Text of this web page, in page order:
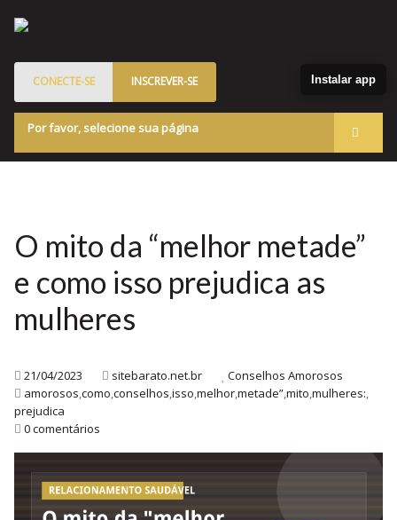
CONECTE-SE INSCREVER-SE
Por favor, selecione sua página
Programa de Patrocinados
Marketplace
Blog
O mito da “melhor metade”
e como isso prejudica as
mulheres
21/04/2023 sitebarato.net.br
Conselhos Amorosos
amorosos,como,conselhos,isso,melhor,metade”,mito,mulheres:,
prejudica
0 comentários
Instalar app